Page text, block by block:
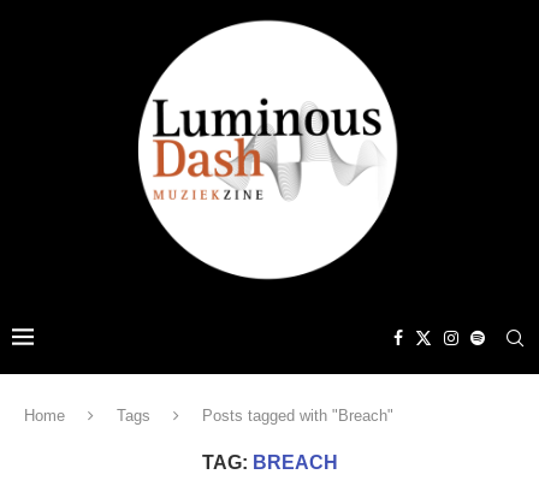
Home Tags Posts tagged with "Breach"
TAG: BREACH